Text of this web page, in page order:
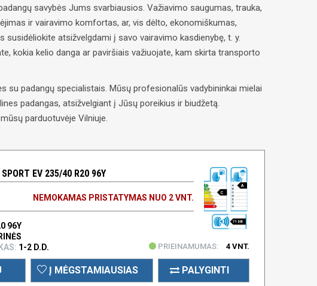
savybės Jums svarbiausios. Važiavimo saugumas, trauka,
ir vairavimo komfortas, ar, vis dėlto, ekonomiškumas,
atsižvelgdami į savo vairavimo kasdienybę, t. y.
kokia kelio danga ar paviršiais važiuojate, kam skirta transporto
su padangų specialistais. Mūsų profesionalūs vadybininkai mielai
padangas, atsižvelgiant į Jūsų poreikius ir biudžetą.
parduotuvėje Vilniuje.
EV 235/40 R20 96Y
NEMOKAMAS PRISTATYMAS NUO 2 VNT.
C
A
71 DB
96Y
1-2 D.D. PRIEINAMUMAS: 4 VNT.
Į MĖGSTAMIAUSIAS PALYGINTI